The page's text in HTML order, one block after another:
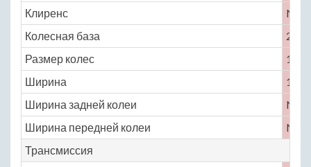
Клиренс
No
Колесная база
2225
Размер колес
115
Ширина
1665
Ширина задней колеи
No
Ширина передней колеи
No
Трансмиссия